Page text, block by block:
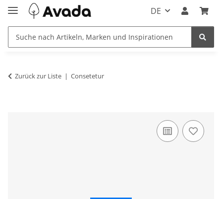
DE
Zurück zur Liste Consetetur